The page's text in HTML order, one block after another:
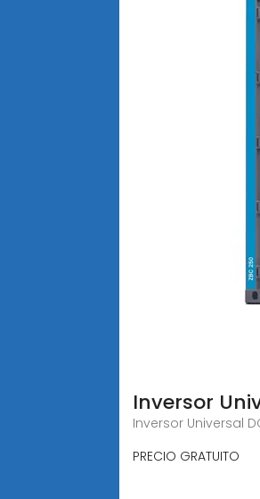
Inversor
Inversor Universal
PRECIO GRATUITO